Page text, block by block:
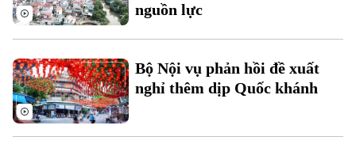
nguồn lực
Bộ Nội vụ phản hồi đề xuất
nghỉ thêm dịp Quốc khánh